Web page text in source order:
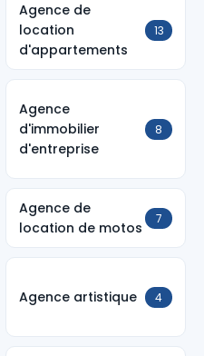
Agence de
location
d'appartements
13
Agence
d'immobilier
d'entreprise
8
Agence de
location de motos
7
Agence artistique 4